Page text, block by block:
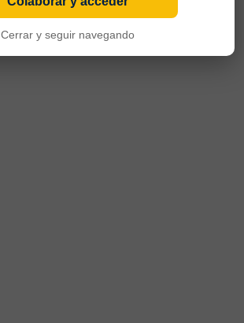
Cerrar y seguir navegando